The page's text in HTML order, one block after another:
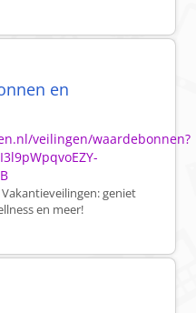
en
veilingen/waardebonnen?
geniet
en meer!